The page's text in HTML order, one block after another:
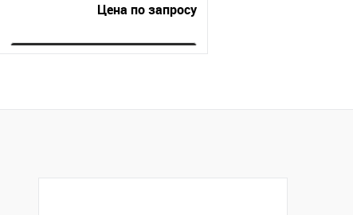
Цена по запросу
Купить в 1 клик
К сравнению